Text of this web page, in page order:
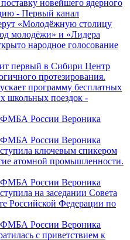
новейшего ядерного
- Первый канал
«Молодёжную столицу
молодёжи» и «Лидера
народное голосование
первый в Сибири Центр
протезирования.
программу бесплатных
школьных поездок -
ФМБА России Вероника
ФМБА России Вероника
ключевым спикером
атомной промышленности.
ФМБА России Вероника
на заседании Совета
Российской Федерации по
ФМБА России Вероника
с приветствием к